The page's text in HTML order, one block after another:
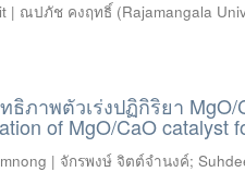
| ณปภัช คงฤทธิ์ (Rajamangala
ธิภาพตัวเร่งปฏิกิริยา
of MgO/CaO catalyst
| จักรพงษ์ จิตต์จำนงค์;